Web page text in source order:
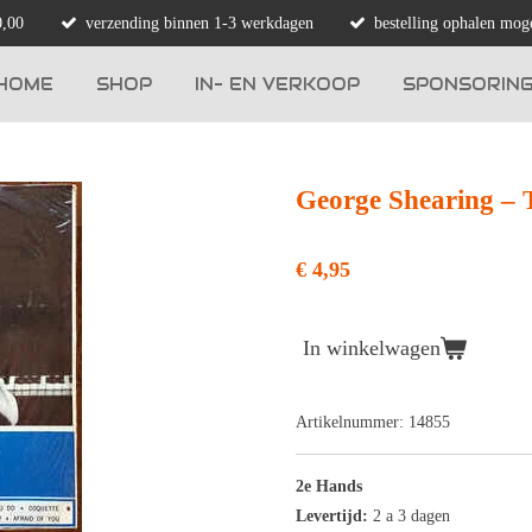
verzending binnen 1-3 werkdagen bestelling ophalen
SHOP IN- EN VERKOOP
George Shearing ‎–
€ 4,95
In winkelwagen
Artikelnummer: 14855
2e Hands
Levertijd: 2 a 3 dagen